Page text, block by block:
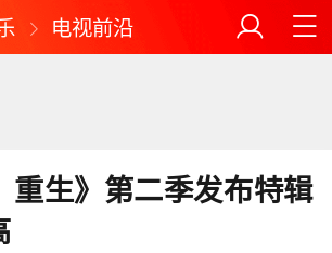
电视前沿
重生》第二季发布特辑